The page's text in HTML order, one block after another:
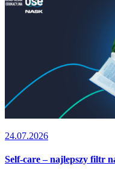
24.07.2026
Self-care – najlepszy filtr